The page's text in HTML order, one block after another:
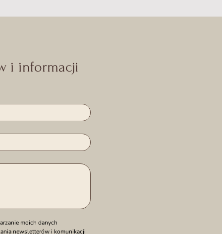
i informacji
moich danych
newsletterów i komunikacji